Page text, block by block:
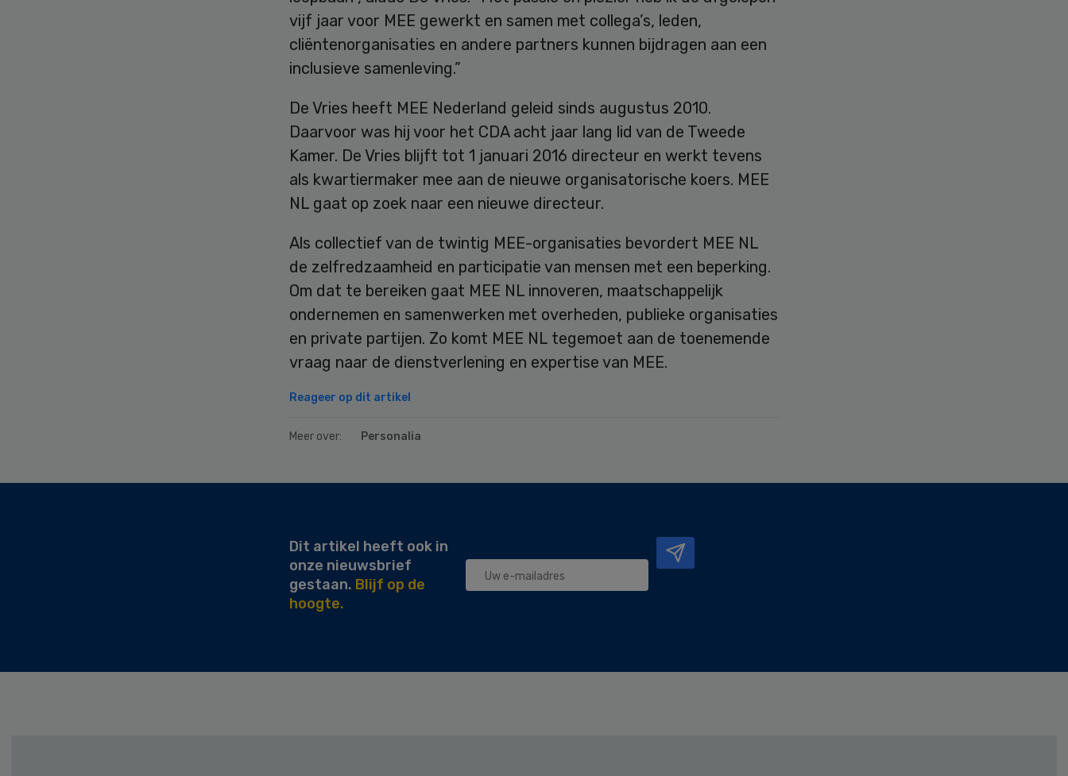
vijf jaar voor MEE gewerkt en samen met collega’s, leden,
cliëntenorganisaties en andere partners kunnen bijdragen aan een
inclusieve samenleving.”
De Vries heeft MEE Nederland geleid sinds augustus 2010.
Daarvoor was hij voor het CDA acht jaar lang lid van de Tweede
Kamer. De Vries blijft tot 1 januari 2016 directeur en werkt tevens
als kwartiermaker mee aan de nieuwe organisatorische koers. MEE
NL gaat op zoek naar een nieuwe directeur.
Als collectief van de twintig MEE-organisaties bevordert MEE NL
de zelfredzaamheid en participatie van mensen met een beperking.
Om dat te bereiken gaat MEE NL innoveren, maatschappelijk
ondernemen en samenwerken met overheden, publieke organisaties
en private partijen. Zo komt MEE NL tegemoet aan de toenemende
vraag naar de dienstverlening en expertise van MEE.
Reageer op dit artikel
Meer over: Personalia
Dit artikel heeft ook in
onze nieuwsbrief
gestaan. Blijf op de
hoogte.